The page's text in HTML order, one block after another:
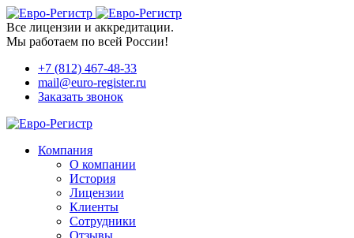
Все лицензии и аккредитации.
Мы работаем по всей России!
+7 (812) 467-48-33
mail@euro-register.ru
Заказать звонок
Компания
О компании
История
Лицензии
Клиенты
Сотрудники
Отзывы